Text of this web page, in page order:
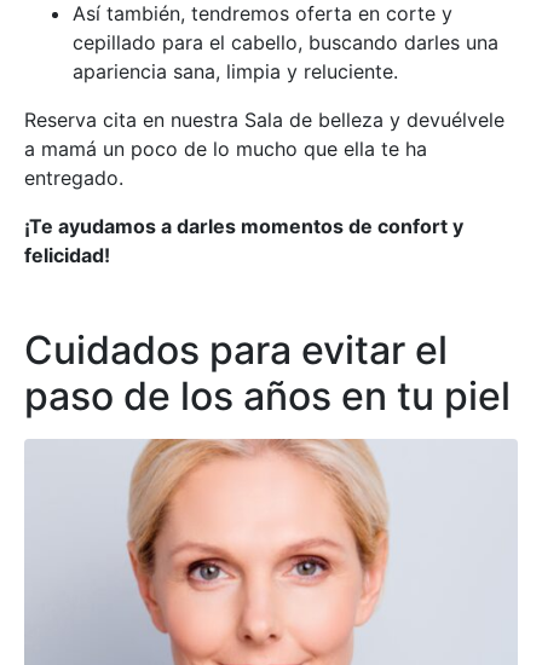
Así también, tendremos oferta en corte y
cepillado para el cabello, buscando darles una
apariencia sana, limpia y reluciente.
Reserva cita en nuestra Sala de belleza y devuélvele
a mamá un poco de lo mucho que ella te ha
entregado.
¡Te ayudamos a darles momentos de confort y
felicidad!
Cuidados para evitar el
paso de los años en tu piel